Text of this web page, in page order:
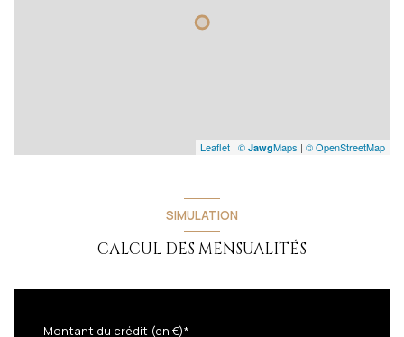
Leaflet | © JawgMaps | © OpenStreetMap
SIMULATION
CALCUL DES MENSUALITÉS
Montant du crédit (en €)*